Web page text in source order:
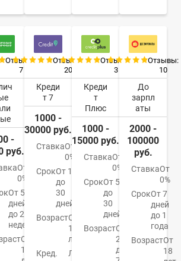
Отзывы:
7
-
руб.
От
0%
От 5
дней
до 24
недель
От
18
Отзывы:
20
Креди
т 7
1000 -
30000 руб.
СтавкаОт
0%
СрокОт 1
до
30
дней
ВозрастОт
18
лет
Кред.
Любая
Отзывы:
3
Креди
т
Плюс
1000 -
15000 руб.
СтавкаОт
0%
СрокОт 5
до
30
дней
ВозрастОт
22
до
Отзывы:
10
До
зарпл
аты
2000 -
100000
руб.
СтавкаОт
0%
СрокОт 7
дней
до 1
года
ВозрастОт
18